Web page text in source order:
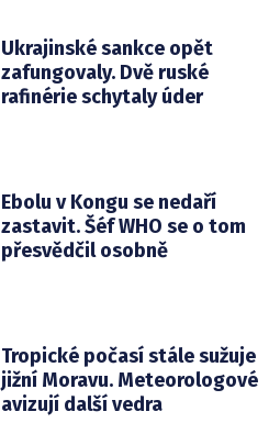
Ukrajinské sankce opět
zafungovaly. Dvě ruské
rafinérie schytaly úder
Ebolu v Kongu se nedaří
zastavit. Šéf WHO se o tom
přesvědčil osobně
Tropické počasí stále sužuje
jižní Moravu. Meteorologové
avizují další vedra